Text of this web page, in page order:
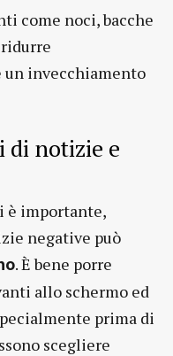
come noci, bacche
un invecchiamento
di notizie e
è importante,
negative può
. È bene porre
allo schermo ed
prima di
scegliere